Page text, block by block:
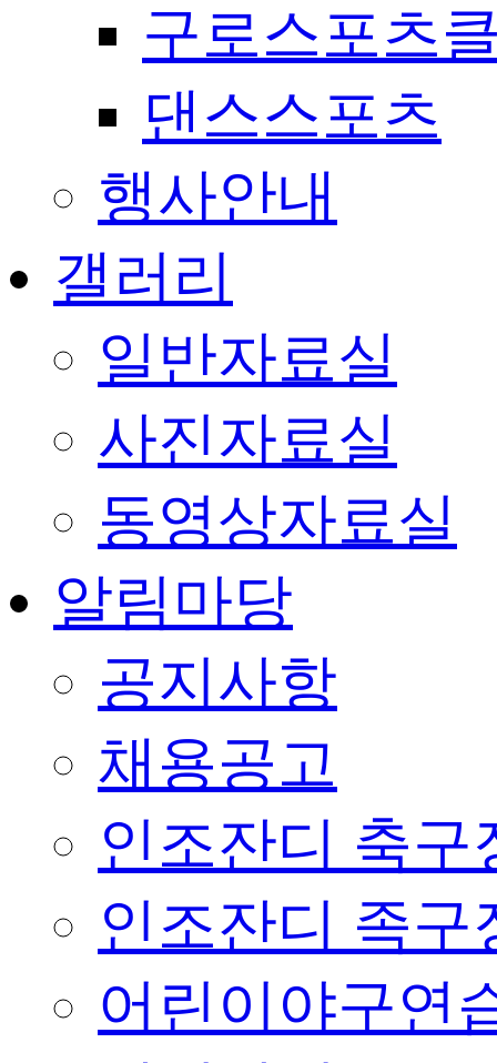
구로스포츠
댄스스포츠
행사안내
갤러리
일반자료실
사진자료실
동영상자료실
알림마당
공지사항
채용공고
인조잔디 축구
인조잔디 족구
어린이야구연